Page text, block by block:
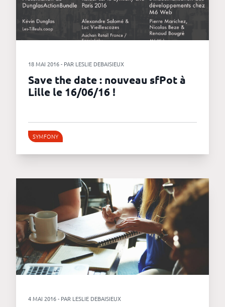
18 MAI 2016 - PAR LESLIE DEBAISIEUX
Save the date : nouveau sfPot à
Lille le 16/06/16 !
SYMFONY
4 MAI 2016 - PAR LESLIE DEBAISIEUX